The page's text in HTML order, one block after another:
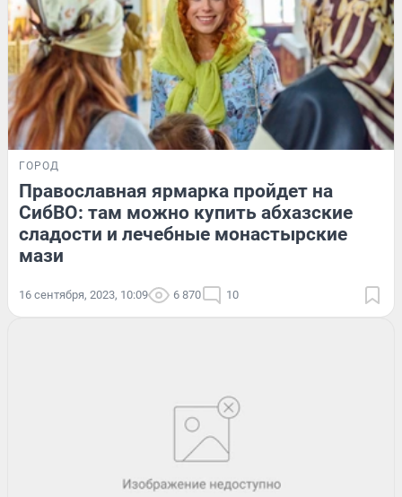
ГОРОД
Православная ярмарка пройдет на
СибВО: там можно купить абхазские
сладости и лечебные монастырские
мази
16 сентября, 2023, 10:09 6 870 10